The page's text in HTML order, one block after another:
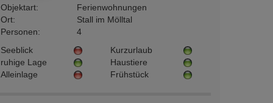
Objektart:
Ferienwohnungen
Ort:
Stall im Mölltal
Personen:
4
Seeblick
ruhige Lage
Alleinlage
Kurzurlaub
Haustiere
Frühstück